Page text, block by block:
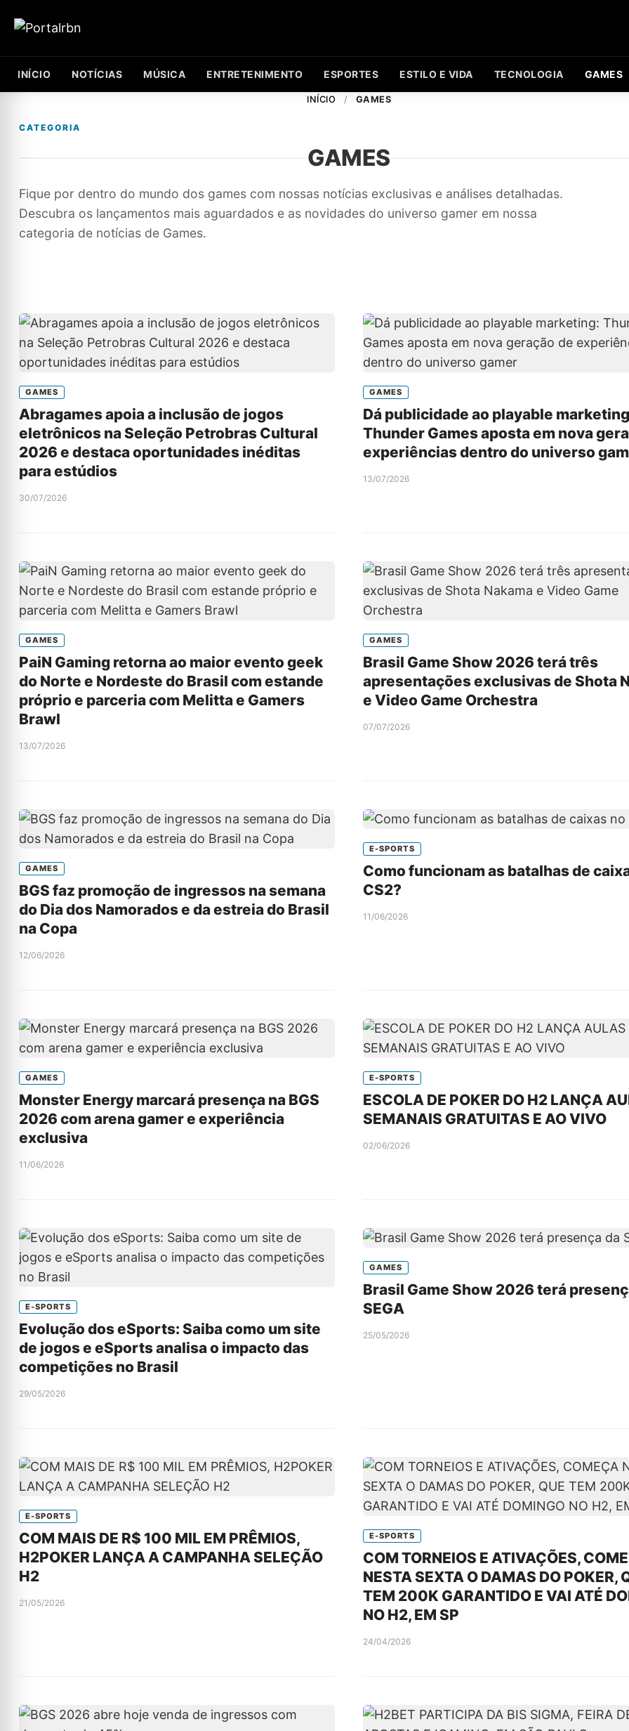
INÍCIO NOTÍCIAS MÚSICA ENTRETENIMENTO ESPORTES ESTILO E VIDA TECNOLOGIA GAMES
INÍCIO / GAMES
CATEGORIA
GAMES
Fique por dentro do mundo dos games com nossas notícias exclusivas e análises detalhadas.
Descubra os lançamentos mais aguardados e as novidades do universo gamer em nossa
categoria de notícias de Games.
GAMES
Abragames apoia a inclusão de jogos
eletrônicos na Seleção Petrobras Cultural
2026 e destaca oportunidades inéditas
para estúdios
30/07/2026
GAMES
Dá publicidade ao playable
Thunder Games aposta em nova
experiências dentro do universo
13/07/2026
GAMES
PaiN Gaming retorna ao maior evento geek
do Norte e Nordeste do Brasil com estande
próprio e parceria com Melitta e Gamers
Brawl
13/07/2026
GAMES
Brasil Game Show 2026 terá três
apresentações exclusivas de Shota
e Video Game Orchestra
07/07/2026
GAMES
BGS faz promoção de ingressos na semana
do Dia dos Namorados e da estreia do Brasil
na Copa
12/06/2026
E-SPORTS
Como funcionam as batalhas de
CS2?
11/06/2026
GAMES
Monster Energy marcará presença na BGS
2026 com arena gamer e experiência
exclusiva
11/06/2026
E-SPORTS
ESCOLA DE POKER DO H2 LANÇA
SEMANAIS GRATUITAS E AO VIVO
02/06/2026
E-SPORTS
Evolução dos eSports: Saiba como um site
de jogos e eSports analisa o impacto das
competições no Brasil
29/05/2026
GAMES
Brasil Game Show 2026 terá
SEGA
25/05/2026
E-SPORTS
COM MAIS DE R$ 100 MIL EM PRÊMIOS,
H2POKER LANÇA A CAMPANHA SELEÇÃO
H2
21/05/2026
E-SPORTS
COM TORNEIOS E ATIVAÇÕES,
NESTA SEXTA O DAMAS DO POKER,
TEM 200K GARANTIDO E VAI ATÉ
NO H2, EM SP
24/04/2026